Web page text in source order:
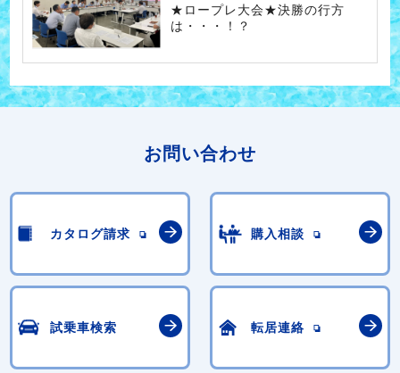
★ロープレ大会★決勝の行方
は・・・！？
お問い合わせ
カタログ請求 購入相談
試乗車検索 転居連絡